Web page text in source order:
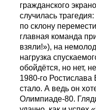
гражданского
случилась
по склону
главная команда
взяли!»), на
нагрузка
обойдётся, но нет,
1980-го
стало. А ведь он
Олимпиаде-80.